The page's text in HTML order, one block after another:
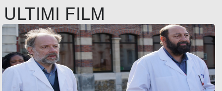
ULTIMI FILM